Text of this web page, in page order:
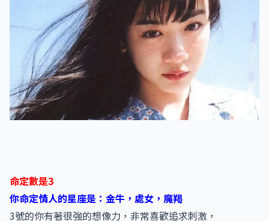
命定數是3
你命定情人的星座是：金牛，處女，魔羯
3號的你有著很強的想像力，非常喜歡追求刺激，